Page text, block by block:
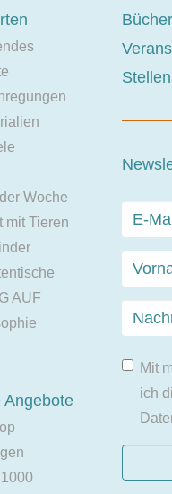
Woche
mit Tieren
AUF
Angebote
Bücher
Mit
ich